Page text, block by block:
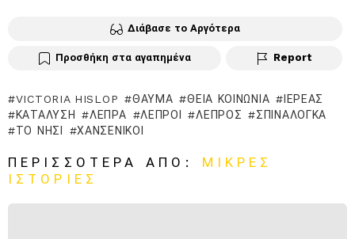
Διάβασε το Αργότερα
Προσθήκη στα αγαπημένα Report
VICTORIA HISLOP ΘΑΎΜΑ ΘΕΊΑ ΚΟΙΝΩΝΊΑ
ΙΕΡΈΑΣ
ΚΑΤΆΛΥΣΗ
ΛΈΠΡΑ ΛΕΠΡΟΊ ΛΕΠΡΌΣ
ΣΠΙΝΑΛΌΓΚΑ
ΤΟ ΝΗΣΊ
ΧΑΝΣΕΝΙΚΟΊ
ΠΕΡΙΣΣΌΤΕΡΑ ΑΠΌ: ΜΙΚΡΈΣ
ΙΣΤΟΡΊΕΣ